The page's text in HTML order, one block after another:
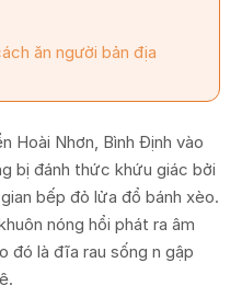
ăn người bản địa
Hoài Nhơn, Bình Định vào
bị đánh thức khứu giác bởi
bếp đỏ lửa đổ bánh xèo.
nóng hổi phát ra âm
đó là đĩa rau sống n gập